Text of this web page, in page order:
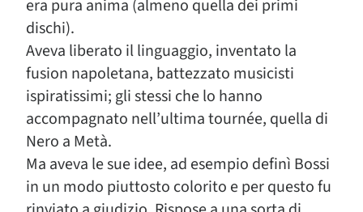
era pura anima (almeno quella dei primi
dischi).
Aveva liberato il linguaggio, inventato la
fusion napoletana, battezzato musicisti
ispiratissimi; gli stessi che lo hanno
accompagnato nell’ultima tournée, quella di
Nero a Metà.
Ma aveva le sue idee, ad esempio definì Bossi
in un modo piuttosto colorito e per questo fu